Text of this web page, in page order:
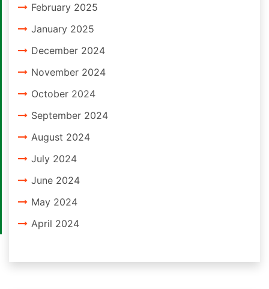
February 2025
January 2025
December 2024
November 2024
October 2024
September 2024
August 2024
July 2024
June 2024
May 2024
April 2024